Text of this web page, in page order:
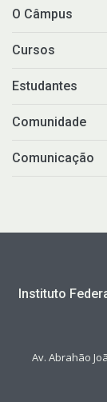
O Câmpus
Cursos
Estudantes
Comunidade
Comunicação
Instituto
Av. Abrahão